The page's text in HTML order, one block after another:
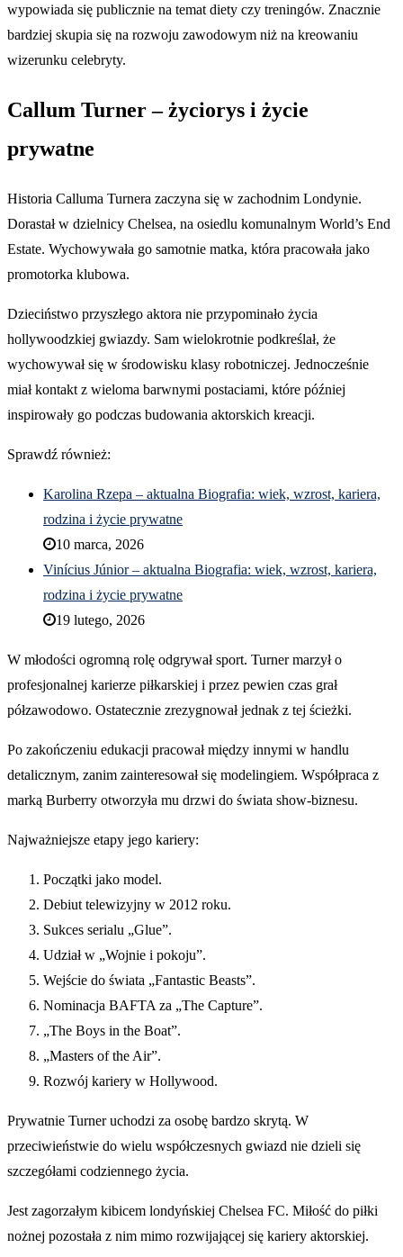
wypowiada się publicznie na temat diety czy treningów. Znacznie
bardziej skupia się na rozwoju zawodowym niż na kreowaniu
wizerunku celebryty.
Callum Turner – życiorys i życie
prywatne
Historia Calluma Turnera zaczyna się w zachodnim Londynie.
Dorastał w dzielnicy Chelsea, na osiedlu komunalnym World’s End
Estate. Wychowywała go samotnie matka, która pracowała jako
promotorka klubowa.
Dzieciństwo przyszłego aktora nie przypominało życia
hollywoodzkiej gwiazdy. Sam wielokrotnie podkreślał, że
wychowywał się w środowisku klasy robotniczej. Jednocześnie
miał kontakt z wieloma barwnymi postaciami, które później
inspirowały go podczas budowania aktorskich kreacji.
Sprawdź również:
Karolina Rzepa – aktualna Biografia: wiek, wzrost, kariera,
rodzina i życie prywatne
10 marca, 2026
Vinícius Júnior – aktualna Biografia: wiek, wzrost, kariera,
rodzina i życie prywatne
19 lutego, 2026
W młodości ogromną rolę odgrywał sport. Turner marzył o
profesjonalnej karierze piłkarskiej i przez pewien czas grał
półzawodowo. Ostatecznie zrezygnował jednak z tej ścieżki.
Po zakończeniu edukacji pracował między innymi w handlu
detalicznym, zanim zainteresował się modelingiem. Współpraca z
marką Burberry otworzyła mu drzwi do świata show-biznesu.
Najważniejsze etapy jego kariery:
Początki jako model.
Debiut telewizyjny w 2012 roku.
Sukces serialu „Glue”.
Udział w „Wojnie i pokoju”.
Wejście do świata „Fantastic Beasts”.
Nominacja BAFTA za „The Capture”.
„The Boys in the Boat”.
„Masters of the Air”.
Rozwój kariery w Hollywood.
Prywatnie Turner uchodzi za osobę bardzo skrytą. W
przeciwieństwie do wielu współczesnych gwiazd nie dzieli się
szczegółami codziennego życia.
Jest zagorzałym kibicem londyńskiej Chelsea FC. Miłość do piłki
nożnej pozostała z nim mimo rozwijającej się kariery aktorskiej.